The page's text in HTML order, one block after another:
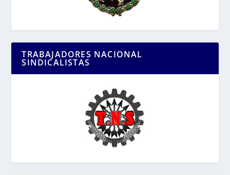
TRABAJADORES NACIONAL
SINDICALISTAS